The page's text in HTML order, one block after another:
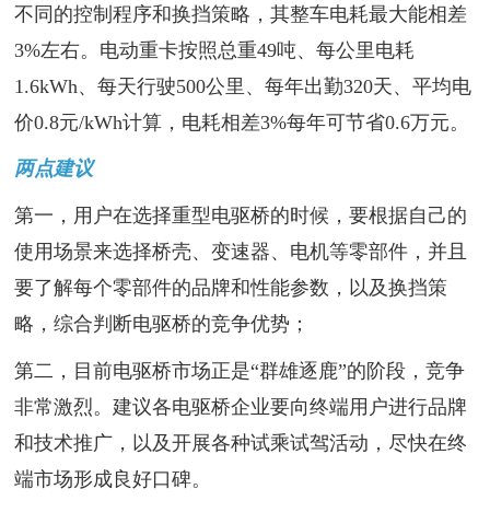
不同的控制程序和换挡策略，其整车电耗最大能相差
3%左右。电动重卡按照总重49吨、每公里电耗
1.6kWh、每天行驶500公里、每年出勤320天、平均电
价0.8元/kWh计算，电耗相差3%每年可节省0.6万元。
两点建议
第一，用户在选择重型电驱桥的时候，要根据自己的
使用场景来选择桥壳、变速器、电机等零部件，并且
要了解每个零部件的品牌和性能参数，以及换挡策
略，综合判断电驱桥的竞争优势；
第二，目前电驱桥市场正是“群雄逐鹿”的阶段，竞争
非常激烈。建议各电驱桥企业要向终端用户进行品牌
和技术推广，以及开展各种试乘试驾活动，尽快在终
端市场形成良好口碑。